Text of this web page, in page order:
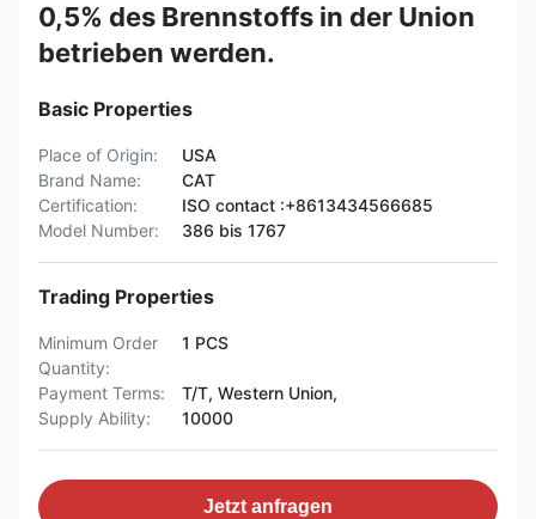
0,5% des Brennstoffs in der Union
betrieben werden.
Basic Properties
Place of Origin:
USA
Brand Name:
CAT
Certification:
ISO contact :+8613434566685
Model Number:
386 bis 1767
Trading Properties
Minimum Order
Quantity:
1 PCS
Payment Terms:
T/T, Western Union,
Supply Ability:
10000
Jetzt anfragen